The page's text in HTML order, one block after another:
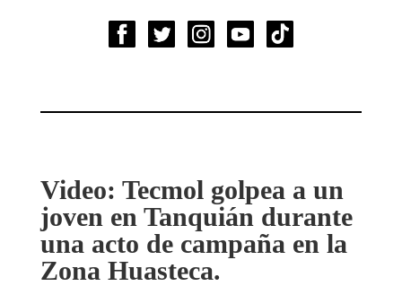
Video: Tecmol golpea a un
joven en Tanquián durante
una acto de campaña en la
Zona Huasteca.